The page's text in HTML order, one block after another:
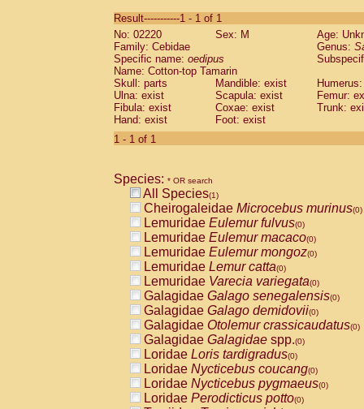
CebidaeSaguinus labiatus(0)
Cebidae Saguinus leucopus (0)
Cebidae
CebidaeSaguinus mystax
Cebidae Saguinus nigricollis (0)
Cebidae Saguinus oedipus
Cebidae Saguinus weddelli
Cebidae Saguinusspp.
Cebidae
CebidaeCebus capucinus
CebidaeCebus nigrivittatus
CebidaeCebus spp.(0)
CebidaeSaimiri boliviensis(0)
CebidaeSaimiri sciureus(0)
AtelidaeAlouatta caraya(0)
AtelidaeAlouatta fusca(0)
AtelidaeAlouatta seniculus(0)
AtelidaeAlouattaspp.(0)
AtelidaeAteles belzebuth(0)
AtelidaeAteles geoffroyi(0)
AtelidaeAteles paniscus(0)
AtelidaeAtelesspp.(0)
AtelidaeLagothrix lagothricha(0)
AtelidaeLagothrix lagothricha cana
PitheciidaeCacajao calvus
Result-----------1 - 1 of 1
No: 02220
Sex: M
Age:
Family: Cebidae
Genus:
Specific name: oedipus
Name: Cotton-top Tamarin
Skull: parts
Mandible: exist
Ulna: exist
Scapula: exist
Femur:
Fibula: exist
Coxae: exist
Trunk:
Hand: exist
Foot: exist
1 - 1 of 1
Species: * OR search
All Species(1)
Cheirogaleidae Microcebus murinus(0)
Lemuridae Eulemur fulvus(0)
Lemuridae Eulemur macaco(0)
Lemuridae Eulemur mongoz(0)
Lemuridae Lemur catta(0)
Lemuridae Varecia variegata(0)
Galagidae Galago senegalensis(0)
Galagidae Galago demidovii(0)
Galagidae Otolemur crassicaudatus(0)
Galagidae Galagidae spp.(0)
Loridae Loris tardigradus(0)
Loridae Nycticebus coucang(0)
Loridae Nycticebus pygmaeus(0)
Loridae Perodicticus potto(0)